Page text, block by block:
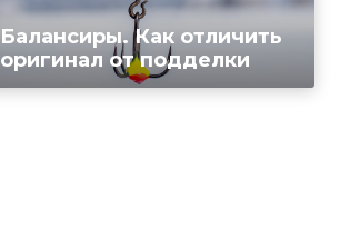
Балансиры. Как отличить
оригинал от подделки